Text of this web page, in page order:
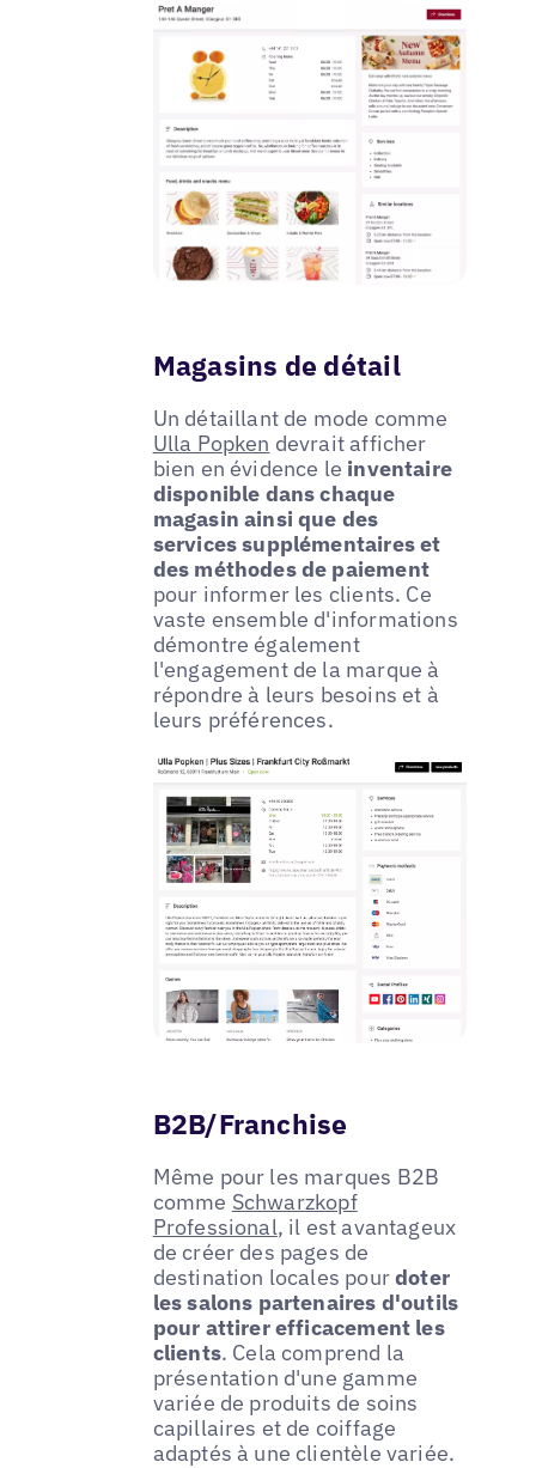
Magasins de détail
Un détaillant de mode comme
Ulla Popken devrait afficher
bien en évidence le inventaire
disponible dans chaque
magasin ainsi que des
services supplémentaires et
des méthodes de paiement
pour informer les clients. Ce
vaste ensemble d'informations
démontre également
l'engagement de la marque à
répondre à leurs besoins et à
leurs préférences.
B2B/Franchise
Même pour les marques B2B
comme Schwarzkopf
Professional, il est avantageux
de créer des pages de
destination locales pourdoter
les salons partenaires d'outils
pour attirer efficacement les
clients. Cela comprend la
présentation d'une gamme
variée de produits de soins
capillaires et de coiffage
adaptés à une clientèle variée.